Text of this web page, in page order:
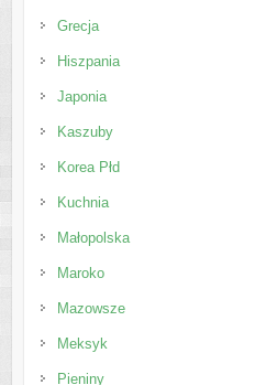
Grecja
Hiszpania
Japonia
Kaszuby
Korea Płd
Kuchnia
Małopolska
Maroko
Mazowsze
Meksyk
Pieniny